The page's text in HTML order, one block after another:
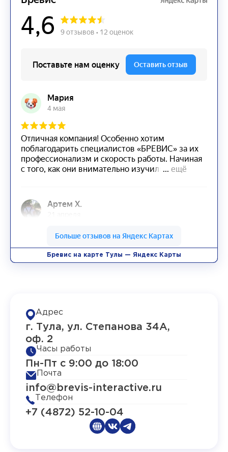
Бревис на карте Тулы — Яндекс Карты
Адрес
г. Тула, ул. Степанова 34А,
оф. 2
Часы работы
Пн-Пт с 9:00 до 18:00
Почта
info@brevis-interactive.ru
Телефон
+7 (4872) 52-10-04